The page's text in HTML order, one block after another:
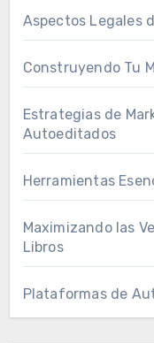
Aspectos Legales
Construyendo Tu
Estrategias de
Autoeditados
Herramientas
Maximizando las
Libros
Plataformas de